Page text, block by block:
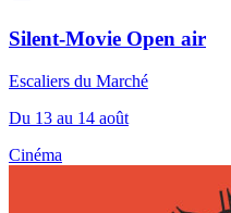
Silent-Movie Open air
Escaliers du Marché
Du 13 au 14 août
Cinéma